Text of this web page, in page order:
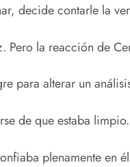
decide contarle la
Pero la reacción de
para alterar un
de que estaba
plenamente en